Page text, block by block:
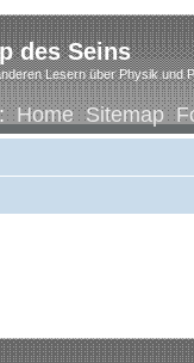
des Seins
Lesern über Physik und
Home Sitemap